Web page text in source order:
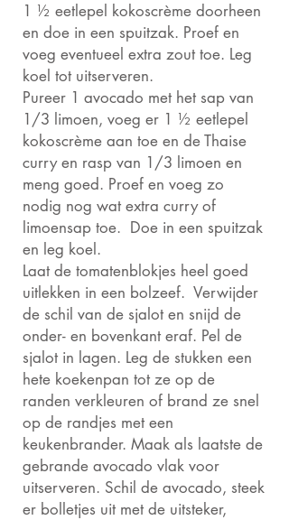
1 ½ eetlepel kokoscrème doorheen
en doe in een spuitzak. Proef en
voeg eventueel extra zout toe. Leg
koel tot uitserveren.
Pureer 1 avocado met het sap van
1/3 limoen, voeg er 1 ½ eetlepel
kokoscrème aan toe en de Thaise
curry en rasp van 1/3 limoen en
meng goed. Proef en voeg zo
nodig nog wat extra curry of
limoensap toe. Doe in een spuitzak
en leg koel.
Laat de tomatenblokjes heel goed
uitlekken in een bolzeef. Verwijder
de schil van de sjalot en snijd de
onder- en bovenkant eraf. Pel de
sjalot in lagen. Leg de stukken een
hete koekenpan tot ze op de
randen verkleuren of brand ze snel
op de randjes met een
keukenbrander. Maak als laatste de
gebrande avocado vlak voor
uitserveren. Schil de avocado, steek
er bolletjes uit met de uitsteker,